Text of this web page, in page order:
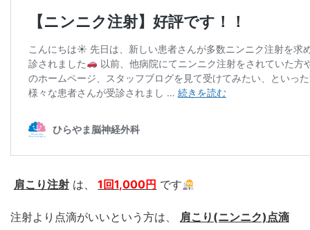
肩こり注射 は、 1回1,000円 です
注射より点滴がいいという方は、
肩こり(ニンニク)点滴